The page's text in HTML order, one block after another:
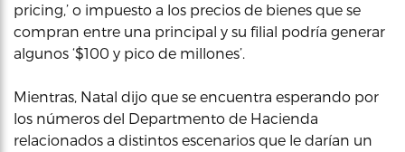
pricing,’ o impuesto a los precios de bienes que se
compran entre una principal y su filial podría generar
algunos ‘$100 y pico de millones’.
Mientras, Natal dijo que se encuentra esperando por
los números del Departmento de Hacienda
relacionados a distintos escenarios que le darían un